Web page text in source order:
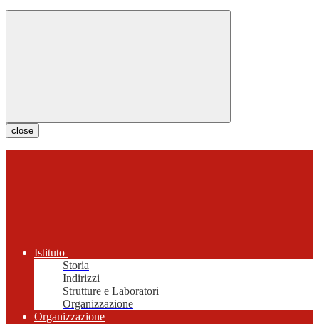
close
Istituto
Storia
Indirizzi
Strutture e Laboratori
Organizzazione
Organizzazione